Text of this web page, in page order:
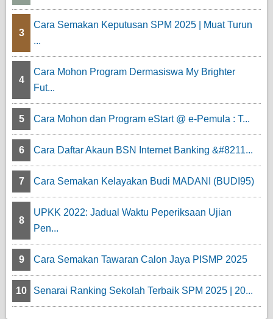
3
Cara Semakan Keputusan SPM 2025 | Muat Turun
...
4
Cara Mohon Program Dermasiswa My Brighter
Fut...
5 Cara Mohon dan Program eStart @ e-Pemula : T...
6 Cara Daftar Akaun BSN Internet Banking &#8211...
7 Cara Semakan Kelayakan Budi MADANI (BUDI95)
8
UPKK 2022: Jadual Waktu Peperiksaan Ujian
Pen...
9 Cara Semakan Tawaran Calon Jaya PISMP 2025
10 Senarai Ranking Sekolah Terbaik SPM 2025 | 20...